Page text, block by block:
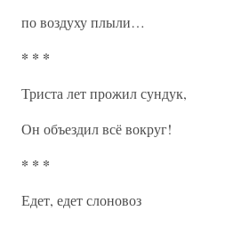
по воздуху плыли…
* * *
Триста лет прожил сундук,
Он объездил всё вокруг!
* * *
Едет, едет слоновоз